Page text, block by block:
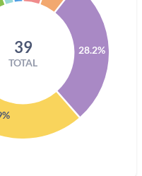
39
TOTAL
28.2%